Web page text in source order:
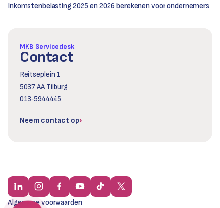
Inkomstenbelasting 2025 en 2026 berekenen voor ondernemers
MKB Servicedesk
Contact
Reitseplein 1
5037 AA Tilburg
013‑5944445
Neem contact op
Algemene voorwaarden